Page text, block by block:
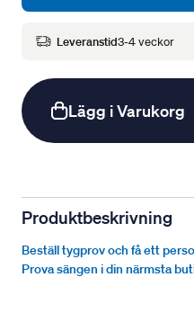
Leveranstid3-4 veckor
Lägg i Varukorg
Produktbeskrivning
Beställ tygprov och få ett
Prova sängen i din närmsta